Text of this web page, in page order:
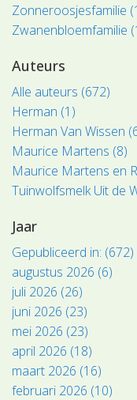
Zonneroosjesfamilie
Zwanenbloemfamilie
Auteurs
Alle auteurs (672)
Herman (1)
Herman Van Wissen
Maurice Martens (8)
Maurice Martens en
Tuinwolfsmelk Uit de
Jaar
Gepubliceerd in: (672)
augustus 2026 (6)
juli 2026 (26)
juni 2026 (23)
mei 2026 (23)
april 2026 (18)
maart 2026 (16)
februari 2026 (10)